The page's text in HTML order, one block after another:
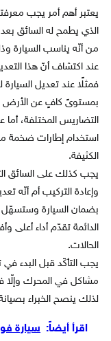
يعتبر أهم أمر يجب
الذي يطمح له السائق
من أنّه يناسب السيارة
عند اكتشاف أنّ هذا
فمثلًا عند تعديل
بمستوىً كافٍ عن الأرض
التضاريس المختلفة، أما
استخدام إطارات ضخمة
الكثيفة.
يجب كذلك على السائق
وإعادة التركيب أم أنّه
بضمان السيارة وستسهّل
الدائمة تقدّم أداء
الحالات.
يجب التأكّد قبل البدء
مشاكل في المحرك وإلّا
لذلك ينصح الخبراء
اقرأ أيضاً: سيارة